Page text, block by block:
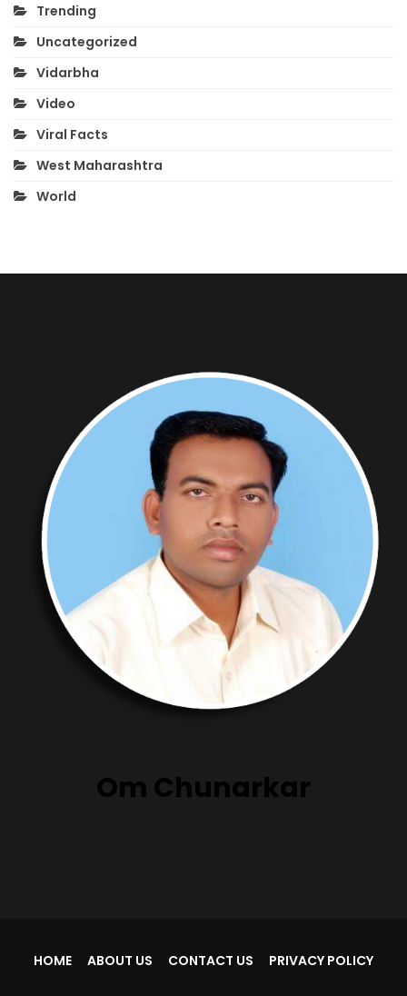
Trending
Uncategorized
Vidarbha
Video
Viral Facts
West Maharashtra
World
Om Chunarkar
HOME ABOUT US CONTACT US PRIVACY POLICY